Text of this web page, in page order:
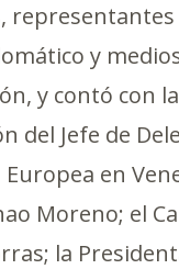
representantes
y
y contó con la
del Jefe de
en
Moreno; el
la